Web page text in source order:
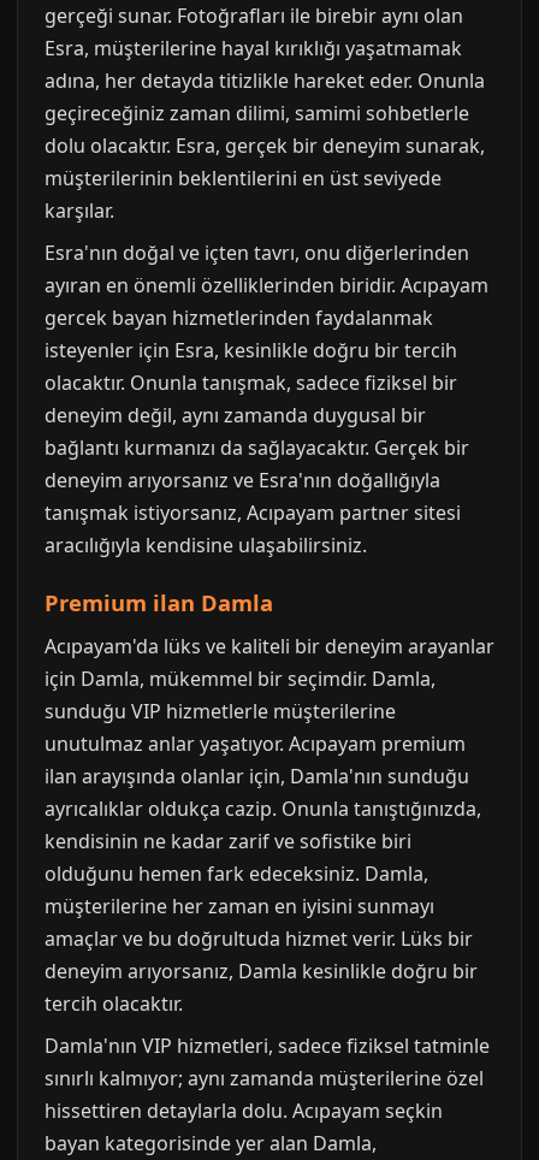
gerçeği sunar. Fotoğrafları ile birebir aynı olan
Esra, müşterilerine hayal kırıklığı yaşatmamak
adına, her detayda titizlikle hareket eder. Onunla
geçireceğiniz zaman dilimi, samimi sohbetlerle
dolu olacaktır. Esra, gerçek bir deneyim sunarak,
müşterilerinin beklentilerini en üst seviyede
karşılar.
Esra'nın doğal ve içten tavrı, onu diğerlerinden
ayıran en önemli özelliklerinden biridir. Acıpayam
gercek bayan hizmetlerinden faydalanmak
isteyenler için Esra, kesinlikle doğru bir tercih
olacaktır. Onunla tanışmak, sadece fiziksel bir
deneyim değil, aynı zamanda duygusal bir
bağlantı kurmanızı da sağlayacaktır. Gerçek bir
deneyim arıyorsanız ve Esra'nın doğallığıyla
tanışmak istiyorsanız, Acıpayam partner sitesi
aracılığıyla kendisine ulaşabilirsiniz.
Premium ilan Damla
Acıpayam'da lüks ve kaliteli bir deneyim arayanlar
için Damla, mükemmel bir seçimdir. Damla,
sunduğu VIP hizmetlerle müşterilerine
unutulmaz anlar yaşatıyor. Acıpayam premium
ilan arayışında olanlar için, Damla'nın sunduğu
ayrıcalıklar oldukça cazip. Onunla tanıştığınızda,
kendisinin ne kadar zarif ve sofistike biri
olduğunu hemen fark edeceksiniz. Damla,
müşterilerine her zaman en iyisini sunmayı
amaçlar ve bu doğrultuda hizmet verir. Lüks bir
deneyim arıyorsanız, Damla kesinlikle doğru bir
tercih olacaktır.
Damla'nın VIP hizmetleri, sadece fiziksel tatminle
sınırlı kalmıyor; aynı zamanda müşterilerine özel
hissettiren detaylarla dolu. Acıpayam seçkin
bayan kategorisinde yer alan Damla,